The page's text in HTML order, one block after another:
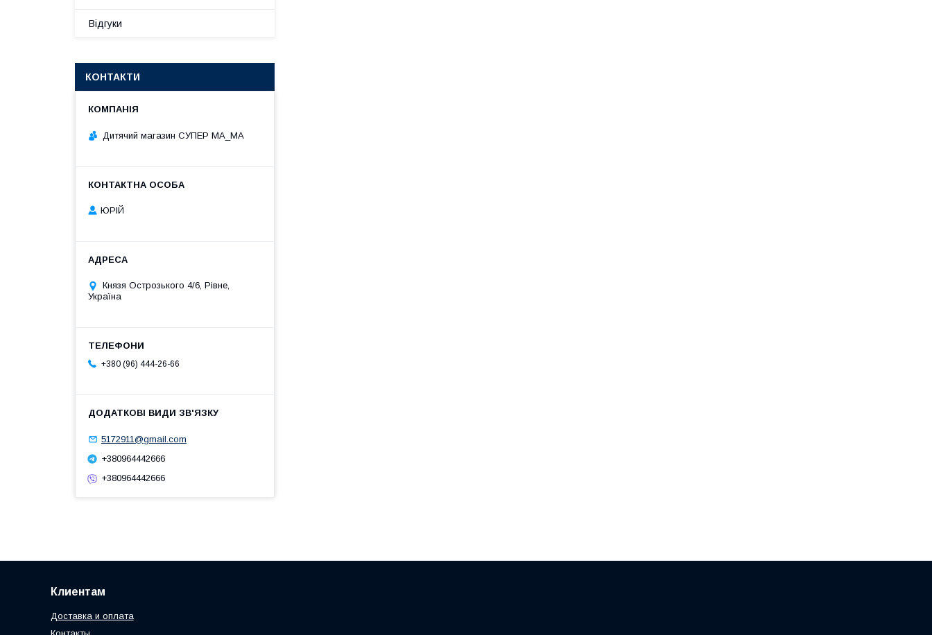
Відгуки
КОНТАКТИ
Дитячий магазин СУПЕР МА_МА
ЮРІЙ
Князя Острозького 4/6, Рівне,
Україна
+380 (96) 444-26-66
5172911@gmail.com
+380964442666
+380964442666
Клиентам
Доставка и оплата